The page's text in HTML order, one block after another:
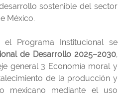
sostenible del sector
México.
Programa Institucional se
de Desarrollo 2025–2030,
general 3 Economía moral y
de la producción y
mexicano mediante el uso